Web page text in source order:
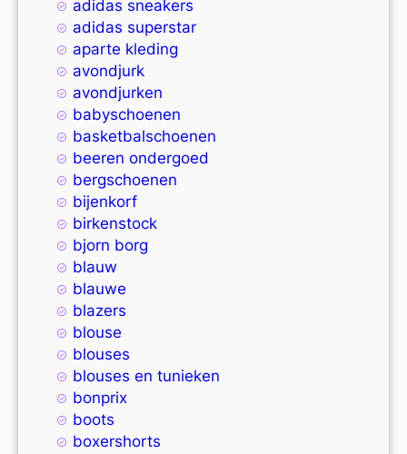
adidas sneakers
adidas superstar
aparte kleding
avondjurk
avondjurken
babyschoenen
basketbalschoenen
beeren ondergoed
bergschoenen
bijenkorf
birkenstock
bjorn borg
blauw
blauwe
blazers
blouse
blouses
blouses en tunieken
bonprix
boots
boxershorts